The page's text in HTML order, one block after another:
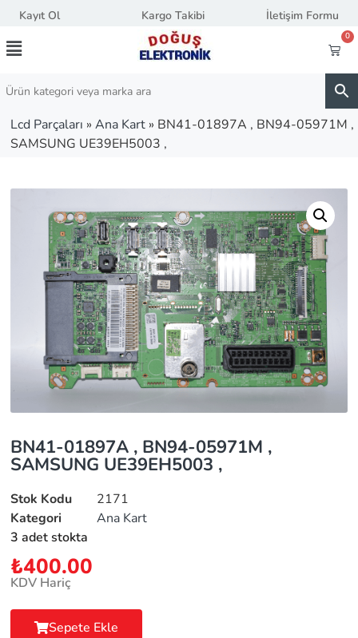
Kayıt Ol Kargo Takibi İletişim Formu
0
Lcd Parçaları » Ana Kart » BN41-01897A , BN94-05971M ,
SAMSUNG UE39EH5003 ,
BN41-01897A , BN94-05971M ,
SAMSUNG UE39EH5003 ,
Stok Kodu
2171
Kategori
Ana Kart
3 adet stokta
₺400.00
KDV Hariç
Sepete Ekle